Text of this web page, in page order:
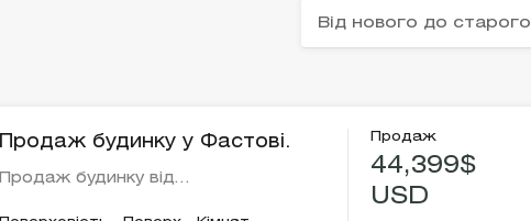
Від нового до старого
Продаж будинку у Фастові.
Продаж будинку від…
Продаж
44,399$
USD